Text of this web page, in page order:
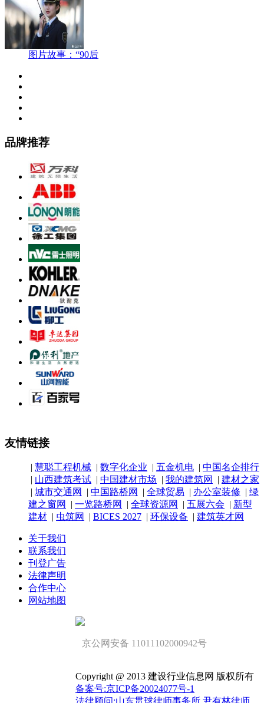
图片故事：“90后
品牌推荐
友情链接
| 慧聪工程机械 | 数字化企业 | 五金机电 | 中国名企排行
| 山西建筑考试 | 中国建材市场 | 我的建筑网 | 建材之家
| 城市交通网 | 中国路桥网 | 全球贸易 | 办公室装修 | 绿
建之窗网
| 一览路桥网 | 全球资源网 | 五展六会 | 新型
建材 | 虫筑网 | BICES 2027 | 环保设备 | 建筑英才网
关于我们
联系我们
刊登广告
法律声明
合作中心
网站地图
京公网安备 11011102000942号
Copyright @ 2013 建设行业信息网 版权所有
备案号:京ICP备20024077号-1